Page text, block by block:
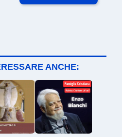
ANCHE: